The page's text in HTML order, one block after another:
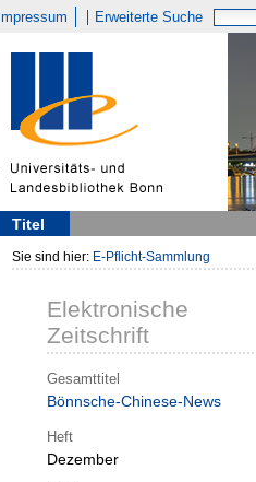
Impressum Erweiterte Suche
Titel
Sie sind hier: E-Pflicht-Sammlung
Elektronische
Zeitschrift
Gesamttitel
Bönnsche-Chinese-News
Heft
Dezember